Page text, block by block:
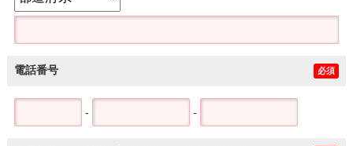
電話番号 必須
- -